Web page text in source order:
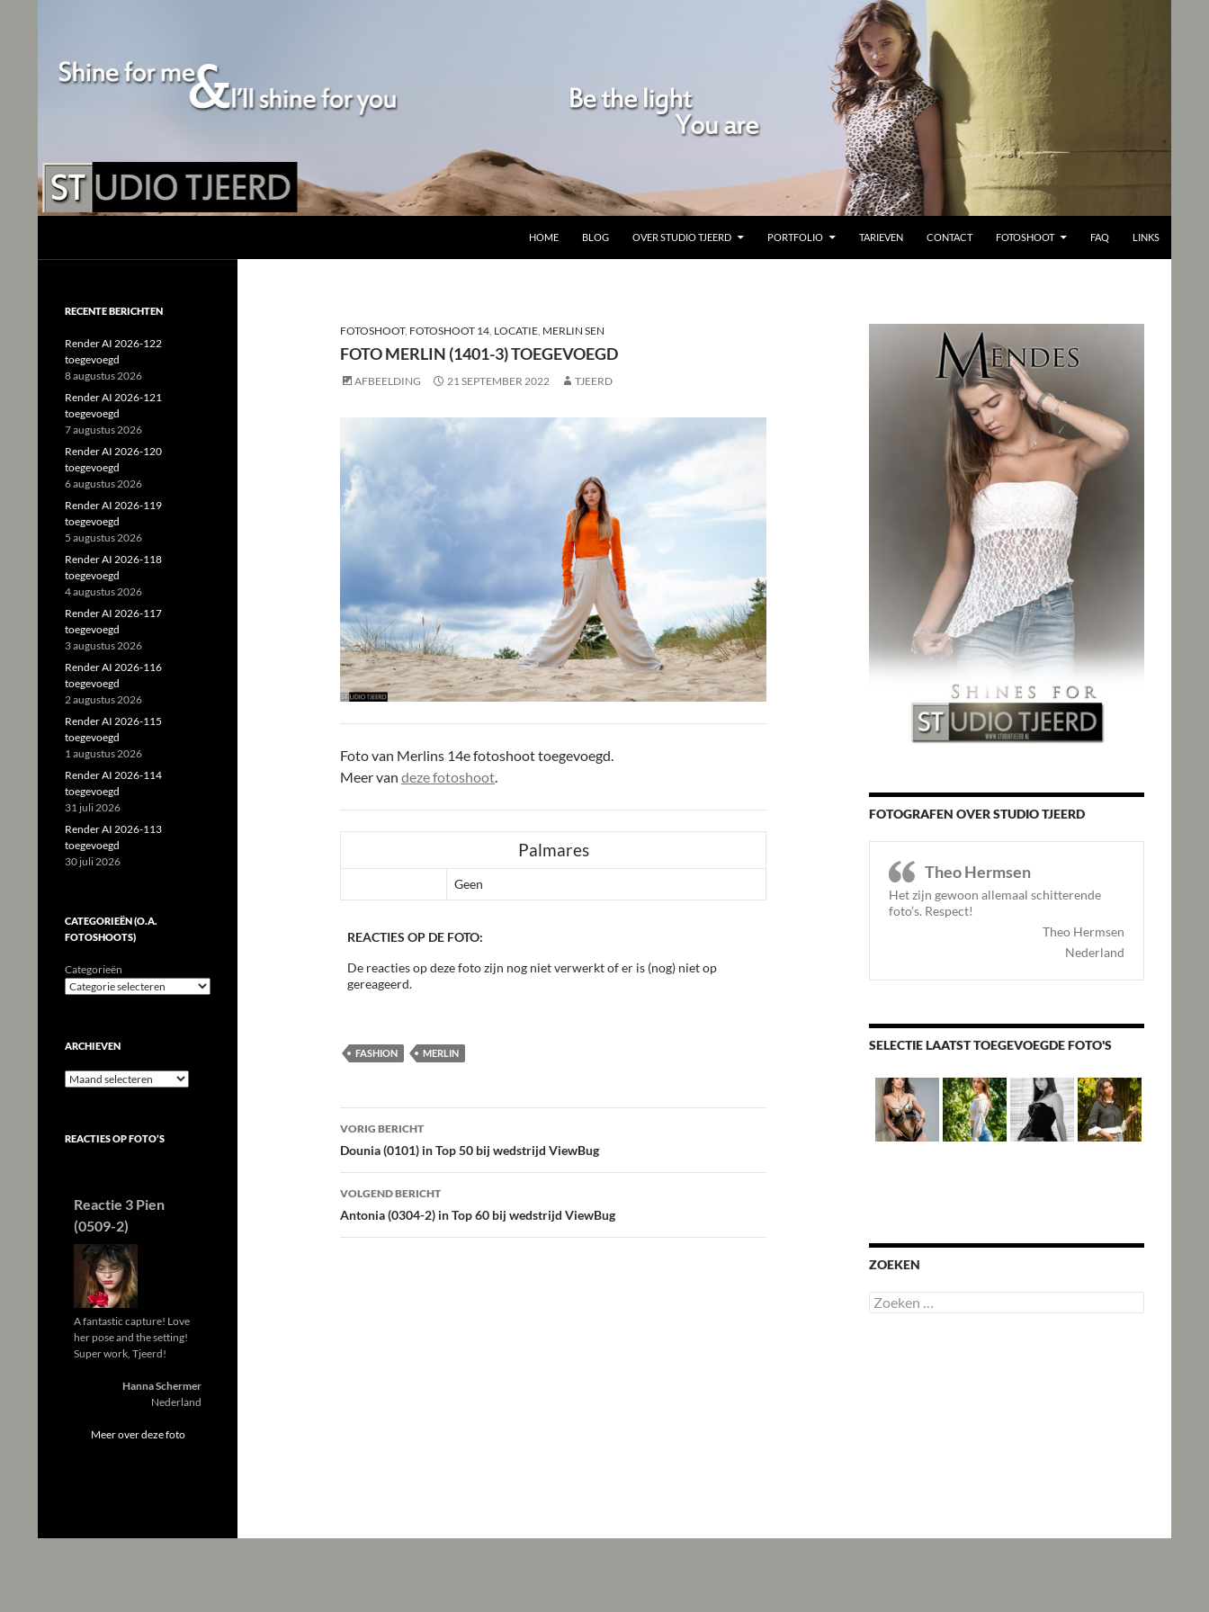
HOME
BLOG OVER STUDIO TJEERD PORTFOLIO TARIEVEN CONTACT FOTOSHOOT FAQ LINKS
FOTOSHOOT, FOTOSHOOT 14, LOCATIE, MERLIN SEN
FOTO MERLIN (1401-3) TOEGEVOEGD
AFBEELDING 21 SEPTEMBER 2022 TJEERD
Foto van Merlins 14e fotoshoot toegevoegd.
Meer van deze fotoshoot.
Palmares
Geen
REACTIES OP DE FOTO:
De reacties op deze foto zijn nog niet verwerkt of er is (nog) niet op
gereageerd.
FASHION MERLIN
Bericht
navigatie
VORIG BERICHT
Dounia (0101) in Top 50 bij wedstrijd ViewBug
VOLGEND BERICHT
Antonia (0304-2) in Top 60 bij wedstrijd ViewBug
FOTOGRAFEN OVER STUDIO TJEERD
Theo Hermsen
Het zijn gewoon allemaal schitterende
foto’s. Respect!
Theo Hermsen
Nederland
SELECTIE LAATST TOEGEVOEGDE FOTO'S
ZOEKEN
Zoeken
naar:
RECENTE BERICHTEN
Render AI 2026-122
toegevoegd
8 augustus 2026
Render AI 2026-121
toegevoegd
7 augustus 2026
Render AI 2026-120
toegevoegd
6 augustus 2026
Render AI 2026-119
toegevoegd
5 augustus 2026
Render AI 2026-118
toegevoegd
4 augustus 2026
Render AI 2026-117
toegevoegd
3 augustus 2026
Render AI 2026-116
toegevoegd
2 augustus 2026
Render AI 2026-115
toegevoegd
1 augustus 2026
Render AI 2026-114
toegevoegd
31 juli 2026
Render AI 2026-113
toegevoegd
30 juli 2026
CATEGORIEËN (O.A.
FOTOSHOOTS)
Categorieën
ARCHIEVEN
Archieven
REACTIES OP FOTO’S
Reactie 3 Pien
(0509-2)
A fantastic capture! Love
her pose and the setting!
Super work, Tjeerd!
Hanna Schermer
Nederland
Meer over deze foto